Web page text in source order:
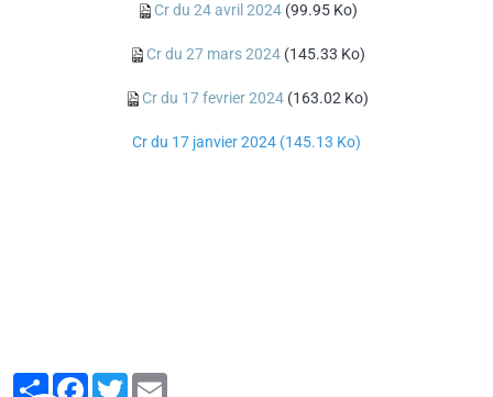
Cr du 24 avril 2024(99.95 Ko)
Cr du 27 mars 2024(145.33 Ko)
Cr du 17 fevrier 2024 (163.02 Ko)
Cr du 17 janvier 2024 (145.13 Ko)
PartagerFacebook
Twitter